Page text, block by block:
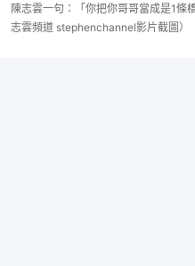
陳志雲一句：「你把你哥哥當成是1條
志雲頻道 stephenchannel影片截圖）